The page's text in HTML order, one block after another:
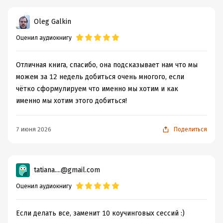
Oleg Galkin
Оценил аудиокнигу
Отличная книга, спасибо, она подсказывает нам что мы
можем за 12 недель добиться очень многого, если
чётко сформулируем что именно мы хотим и как
именно мы хотим этого добиться!
7 июня 2026 Поделиться
tatiana....@gmail.com
Оценил аудиокнигу
Если делать все, заменит 10 коучинговых сессий :)